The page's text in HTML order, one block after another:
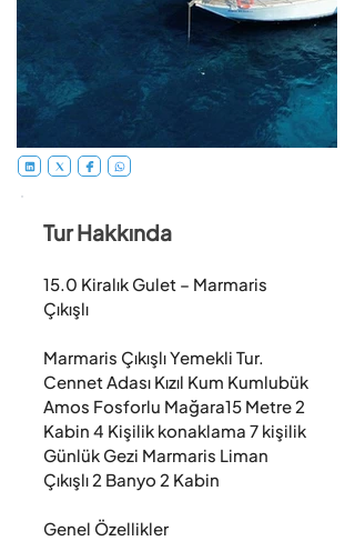
Tur Hakkında
15.0 Kiralık Gulet – Marmaris
Çıkışlı
Marmaris Çıkışlı Yemekli Tur.
Cennet Adası Kızıl Kum Kumlubük
Amos Fosforlu Mağara15 Metre 2
Kabin 4 Kişilik konaklama 7 kişilik
Günlük Gezi Marmaris Liman
Çıkışlı 2 Banyo 2 Kabin
Genel Özellikler